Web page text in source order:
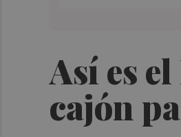
Así es
cajón